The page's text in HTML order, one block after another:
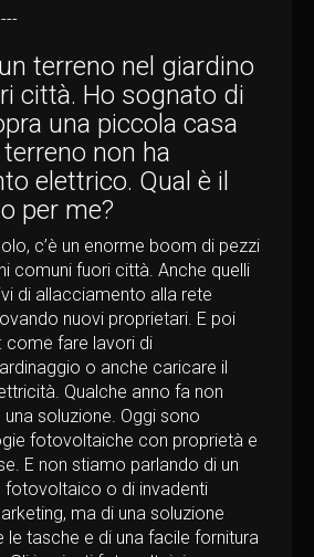
terreno nel giardino
città. Ho sognato di
una piccola casa
non ha
elettrico. Qual è il
per me?
c’è un enorme boom di pezzi
comuni fuori città. Anche quelli
di allacciamento alla rete
nuovi proprietari. E poi
come fare lavori di
o anche caricare il
Qualche anno fa non
soluzione. Oggi sono
fotovoltaiche con proprietà e
E non stiamo parlando di un
o di invadenti
ma di una soluzione
le tasche e di una facile fornitura